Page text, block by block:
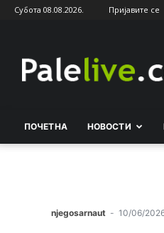
Субота 08.08.2026. Пријавите се
ПОЧЕТНА НОВОСТИ
njegosarnaut - 10/06/